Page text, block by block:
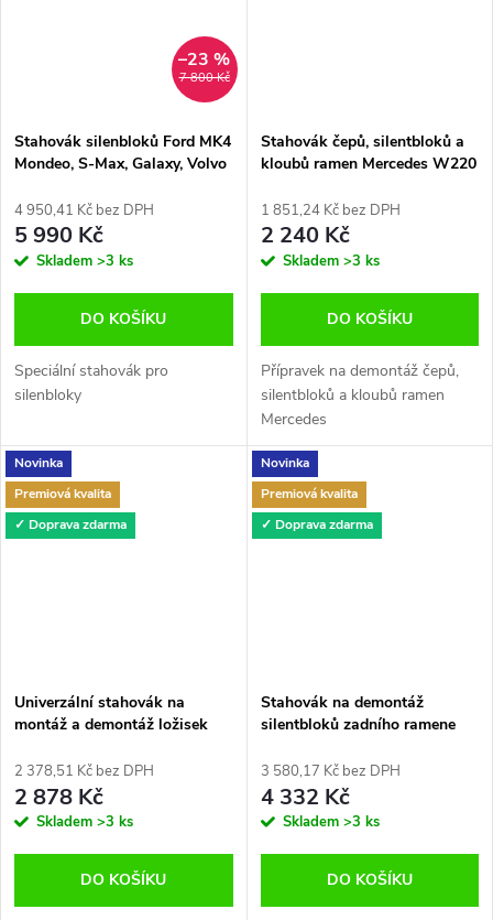
7 800 Kč
–23 %
Stahovák silenbloků Ford MK4
Mondeo, S-Max, Galaxy, Volvo
Satra S-B4MK
4 950,41 Kč bez DPH
5 990 Kč
Skladem >3 ks
DO KOŠÍKU
Speciální stahovák pro
silenbloky
Stahovák čepů, silentbloků a
kloubů ramen Mercedes W220
F05774
1 851,24 Kč bez DPH
2 240 Kč
Skladem >3 ks
DO KOŠÍKU
Přípravek na demontáž čepů,
silentbloků a kloubů ramen
Mercedes
Novinka
Premiová kvalita
✓ Doprava zdarma
Univerzální stahovák na
montáž a demontáž ložisek
Quatros QS80889
2 378,51 Kč bez DPH
2 878 Kč
Skladem >3 ks
DO KOŠÍKU
Novinka
Premiová kvalita
✓ Doprava zdarma
Stahovák na demontáž
silentbloků zadního ramene
3 580,17 Kč bez DPH
4 332 Kč
Skladem >3 ks
DO KOŠÍKU